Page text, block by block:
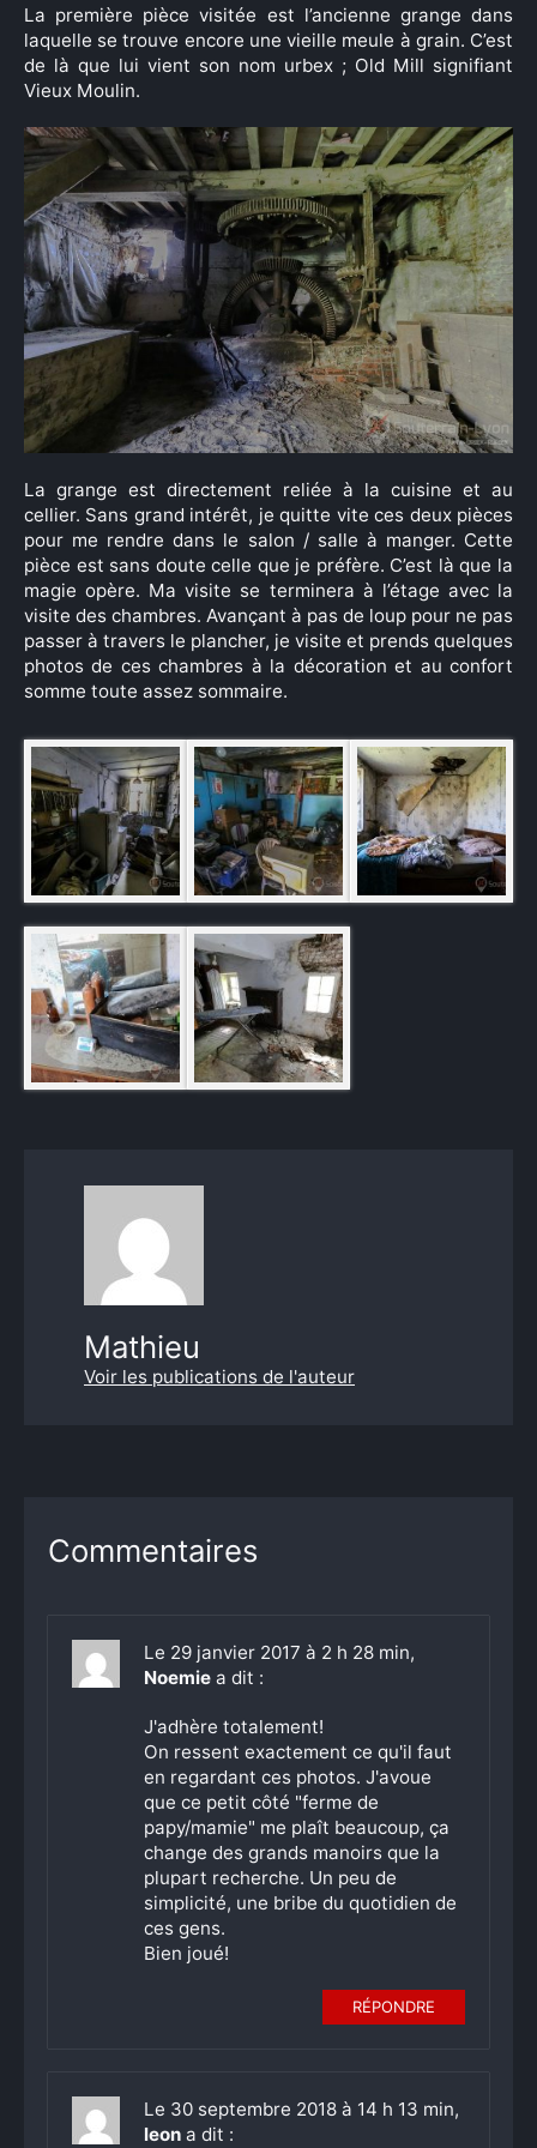
La première pièce visitée est l’ancienne grange dans
laquelle se trouve encore une vieille meule à grain. C’est
de là que lui vient son nom urbex ; Old Mill signifiant
Vieux Moulin.
La grange est directement reliée à la cuisine et au
cellier. Sans grand intérêt, je quitte vite ces deux pièces
pour me rendre dans le salon / salle à manger. Cette
pièce est sans doute celle que je préfère. C’est là que la
magie opère. Ma visite se terminera à l’étage avec la
visite des chambres. Avançant à pas de loup pour ne pas
passer à travers le plancher, je visite et prends quelques
photos de ces chambres à la décoration et au confort
somme toute assez sommaire.
Mathieu
Voir les publications de l'auteur
Commentaires
Le 29 janvier 2017 à 2 h 28 min,
Noemie a dit :
J'adhère totalement!
On ressent exactement ce qu'il faut
en regardant ces photos. J'avoue
que ce petit côté "ferme de
papy/mamie" me plaît beaucoup, ça
change des grands manoirs que la
plupart recherche. Un peu de
simplicité, une bribe du quotidien de
ces gens.
Bien joué!
RÉPONDRE
Le 30 septembre 2018 à 14 h 13 min,
leon a dit :